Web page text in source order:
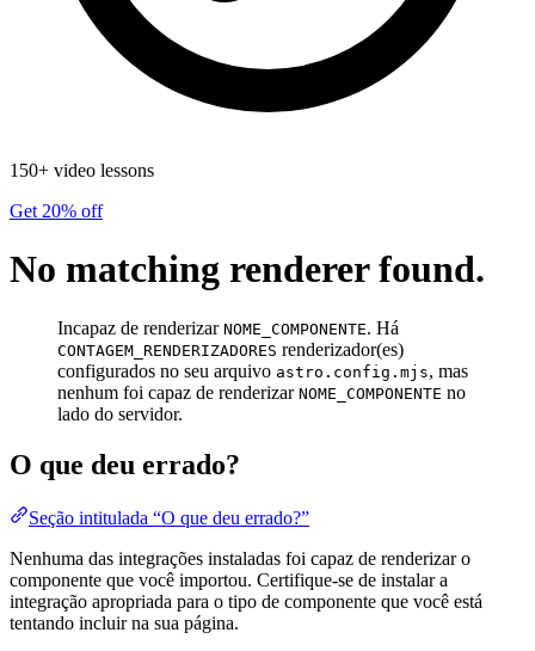
150+ video lessons
Get 20% off
No matching renderer found.
Incapaz de renderizar NOME_COMPONENTE. Há
CONTAGEM_RENDERIZADORES renderizador(es)
configurados no seu arquivo astro.config.mjs, mas
nenhum foi capaz de renderizar NOME_COMPONENTE no
lado do servidor.
O que deu errado?
Seção intitulada “O que deu errado?”
Nenhuma das integrações instaladas foi capaz de renderizar o
componente que você importou. Certifique-se de instalar a
integração apropriada para o tipo de componente que você está
tentando incluir na sua página.